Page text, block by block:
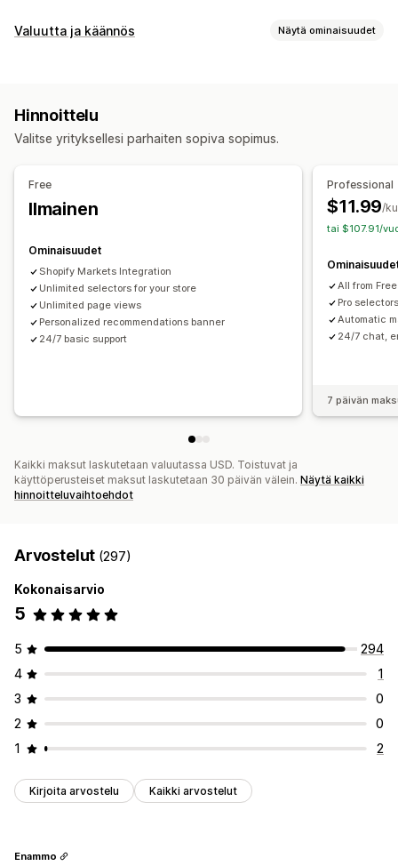
Uudelleenohjaukset
Lokalisointiasetukset
Valuutta ja käännös Näytä ominaisuudet
Monta valuuttaa
Hinnoittelu
Valitse yrityksellesi parhaiten sopiva sopimus.
Free
Ilmainen
Ominaisuudet
Shopify Markets Integration
Unlimited selectors for your store
Unlimited page views
Personalized recommendations banner
24/7 basic support
Professional
$11.99/
tai $107.91/
All from Free
Pro
Automatic
24/7 chat,
7 päivän
Kaikki maksut laskutetaan valuutassa USD. Toistuvat ja
käyttöperusteiset maksut laskutetaan 30 päivän välein. Näytä kaikki
hinnoitteluvaihtoehdot
Arvostelut (297)
Kokonaisarvio
5
5
294
4
1
3
0
2
0
1
2
Kirjoita arvostelu Kaikki arvostelut
Enammo